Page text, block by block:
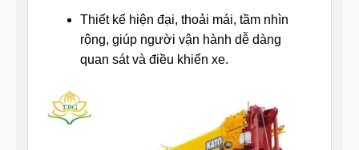
Thiết kế hiện đại, thoải mái, tầm nhìn
rộng, giúp người vận hành dễ dàng
quan sát và điều khiển xe.